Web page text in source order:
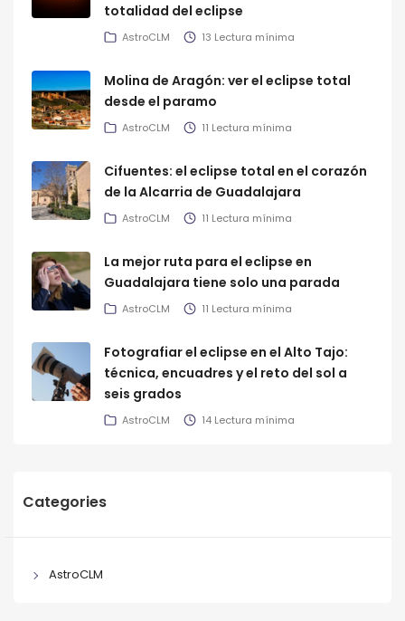
totalidad del eclipse
AstroCLM 13 Lectura mínima
Molina de Aragón: ver el eclipse total
desde el paramo
AstroCLM 11 Lectura mínima
Cifuentes: el eclipse total en el corazón
de la Alcarria de Guadalajara
AstroCLM 11 Lectura mínima
La mejor ruta para el eclipse en
Guadalajara tiene solo una parada
AstroCLM 11 Lectura mínima
Fotografiar el eclipse en el Alto Tajo:
técnica, encuadres y el reto del sol a
seis grados
AstroCLM 14 Lectura mínima
Categories
AstroCLM